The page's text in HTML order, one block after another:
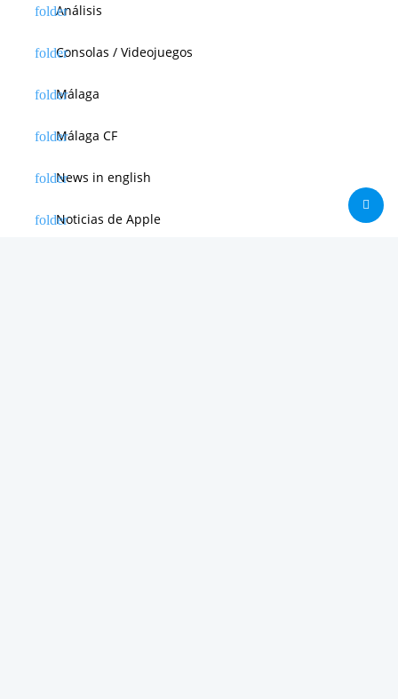
Análisis
Consolas / Videojuegos
Málaga
Málaga CF
News in english
Noticias de Apple